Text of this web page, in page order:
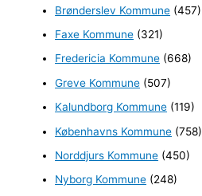
Brønderslev Kommune (457)
Faxe Kommune (321)
Fredericia Kommune (668)
Greve Kommune (507)
Kalundborg Kommune (119)
Københavns Kommune (758)
Norddjurs Kommune (450)
Nyborg Kommune (248)